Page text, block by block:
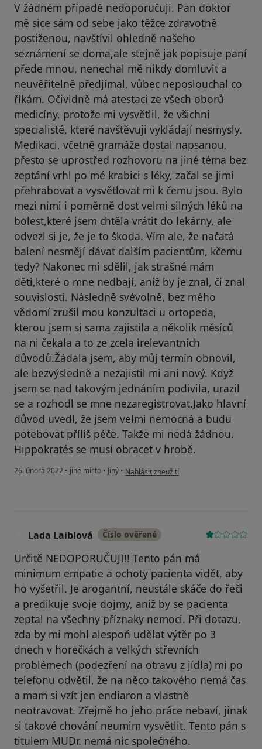
V žádném případě nedoporučuji. Pan doktor
mě sice sám od sebe jako těžce zdravotně
postiženou, navštívil ohledně našeho
seznámení se doma,ale stejně jak popisuje paní
přede mnou, nenechal mě nikdy domluvit a
neuvěřitelně předjímal, vůbec neposlouchal co
říkám. Očividně má atestaci ze všech oborů
medicíny, protože mi vysvětlil, že všichni
specialisté, které navštěvuji vykládají nesmysly.
Medikaci, včetně gramáže dostal napsanou,
přesto se uprostřed rozhovoru na jiné téma bez
zeptání vrhl po mé krabici s léky, začal se jimi
přehrabovat a vysvětlovat mi k čemu jsou. Bylo
mezi nimi i poměrně dost velmi silných léků na
bolest,které jsem chtěla vrátit do lekárny, ale
odvezl si je, že je to škoda. Vím ale, že načatá
balení nesmějí dávat dalším pacientům, kčemu
tedy? Nakonec mi sdělil, jak strašné mám
děti,které o mne nedbají, aniž by je znal, či znal
souvislosti. Následně svévolně, bez mého
vědomí zrušil mou konzultaci u ortopeda,
kterou jsem si sama zajistila a několik měsíců
na ni čekala a to ze zcela irelevantních
důvodů.Žádala jsem, aby můj termín obnovil,
ale bezvýsledně a nezajistil mi ani nový. Když
jsem se nad takovým jednáním podivila, urazil
se a rozhodl se mne nezaregistrovat.Jako hlavní
důvod uvedl, že jsem velmi nemocná a budu
potebovat příliš péče. Takže mi nedá žádnou.
Hippokratés se musí obracet v hrobě.
26. února 2022 • jiné místo • Jiný • podle názoru uživatele Kateřina Míčková
Nahlásit zneužití
Lada Laiblová Číslo ověřené
Určitě NEDOPORUČUJI!! Tento pán má
minimum empatie a ochoty pacienta vidět, aby
ho vyšetřil. Je arogantní, neustále skáče do řeči
a predikuje svoje dojmy, aniž by se pacienta
zeptal na všechny příznaky nemoci. Při dotazu,
zda by mi mohl alespoň udělat výtěr po 3
dnech v horečkách a velkých střevních
problémech (podezření na otravu z jídla) mi po
telefonu odvětil, že na něco takového nemá čas
a mam si vzít jen endiaron a vlastně
neotravovat. Zřejmě ho jeho práce nebaví, jinak
si takové chování neumim vysvětlit. Tento pán s
titulem MUDr. nemá nic společného.